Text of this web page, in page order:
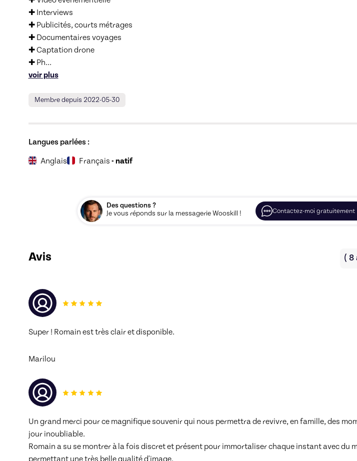
✚ Interviews
✚ Publicités, courts métrages
✚ Documentaires voyages
✚ Captation drone
✚ Ph...
voir plus
Membre depuis 2022-05-30
Langues parlées :
Anglais Français - natif
Des questions ?
Je vous réponds sur la messagerie Wooskill !
Contactez-moi gratuitement
Avis ( 8
Super ! Romain est très clair et disponible.
Marilou
Un grand merci pour ce magnifique souvenir qui nous permettra de revivre, en famille, des
jour inoubliable.
Romain a su se montrer à la fois discret et présent pour immortaliser chaque instant avec du
permettant une très belle qualité d'image.